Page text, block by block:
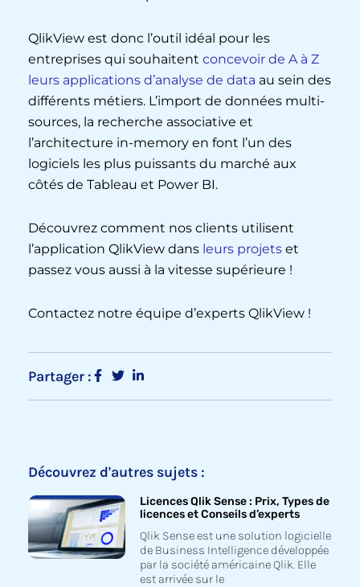
QlikView est donc l’outil idéal pour les
entreprises qui souhaitent concevoir de A à Z
leurs applications d’analyse de data au sein des
différents métiers. L’import de données multi-
sources, la recherche associative et
l’architecture in-memory en font l’un des
logiciels les plus puissants du marché aux
côtés de Tableau et Power BI.
Découvrez comment nos clients utilisent
l’application QlikView dans leurs projets et
passez vous aussi à la vitesse supérieure !
Contactez notre équipe d’experts QlikView !
Partager :
Découvrez d'autres sujets :
Licences Qlik Sense : Prix, Types de
licences et Conseils d’experts
Qlik Sense est une solution logicielle
de Business Intelligence développée
par la société américaine Qlik. Elle
est arrivée sur le